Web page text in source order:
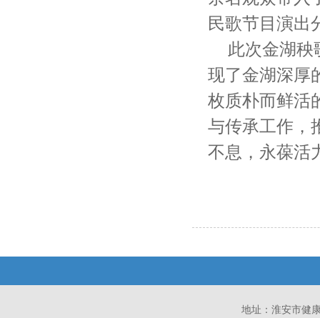
民歌节目演出
此次金湖秧
现了金湖深厚
枚质朴而鲜活
与传承工作，
不息，永葆活
地址：淮安市健